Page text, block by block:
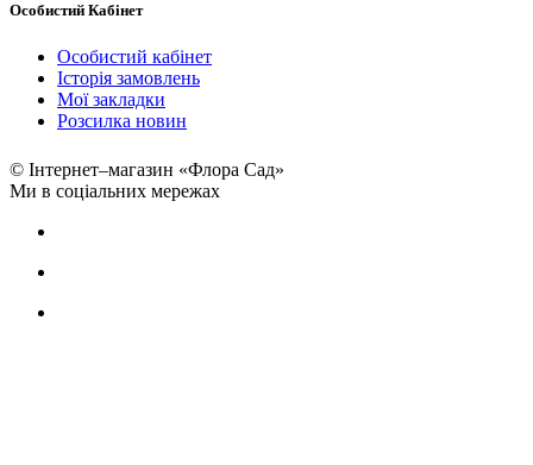
Особистий Кабінет
Особистий кабінет
Історія замовлень
Мої закладки
Розсилка новин
© Інтернет–магазин «Флора Сад»
Ми в соціальних мережах